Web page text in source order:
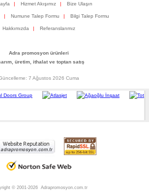
| Hizmet Akışımız | Bize Ulaşın
| Numune Talep Formu | Bilgi Talep Formu
Hakkımızda | Referanslarımız
Adra promosyon ürünleri
üretim, ithalat ve toptan satış
7 Ağustos 2026 Cuma
© 2001-2026 Adrapromosyon.com.tr